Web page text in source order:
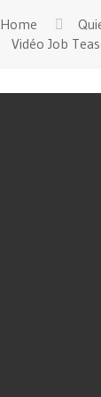
Home
Vidéo Job